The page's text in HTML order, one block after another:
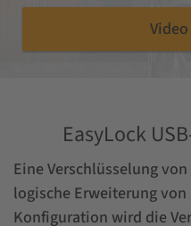
EasyLock
Eine Verschlüsselung
logische Erweiterung von
Konfiguration wird die